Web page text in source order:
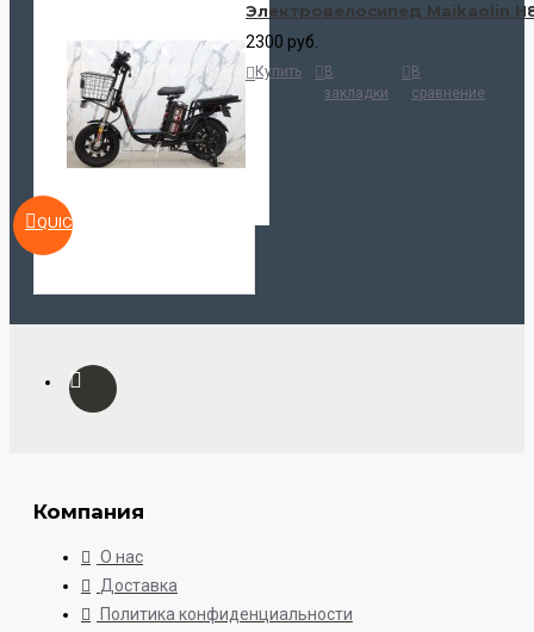
QUICKVIEW
Электровелосипед Maikaolin
2300 руб.
Купить
В
закладки
В
сравнение
Компания
О нас
Доставка
Политика конфиденциальности